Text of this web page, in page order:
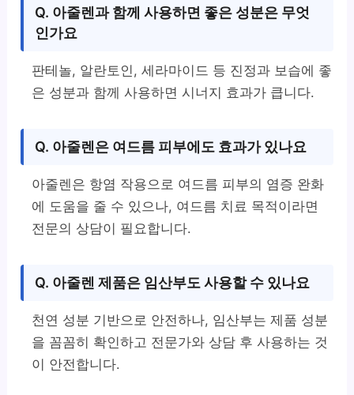
Q. 아줄렌과 함께 사용하면 좋은 성분은 무엇
인가요
판테놀, 알란토인, 세라마이드 등 진정과 보습에 좋
은 성분과 함께 사용하면 시너지 효과가 큽니다.
Q. 아줄렌은 여드름 피부에도 효과가 있나요
아줄렌은 항염 작용으로 여드름 피부의 염증 완화
에 도움을 줄 수 있으나, 여드름 치료 목적이라면
전문의 상담이 필요합니다.
Q. 아줄렌 제품은 임산부도 사용할 수 있나요
천연 성분 기반으로 안전하나, 임산부는 제품 성분
을 꼼꼼히 확인하고 전문가와 상담 후 사용하는 것
이 안전합니다.